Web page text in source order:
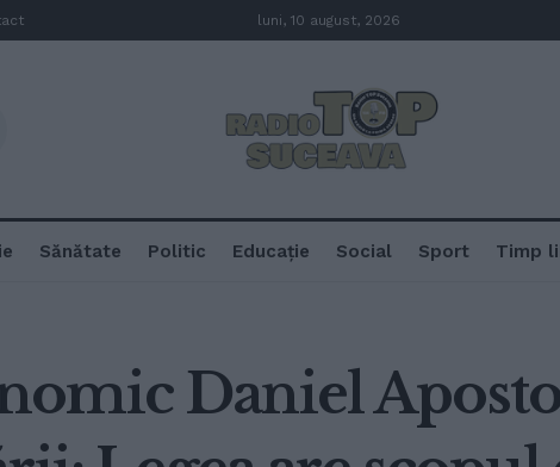
luni, 10 august, 2026
Sănătate Politic Educație Social Sport Timp
Daniel